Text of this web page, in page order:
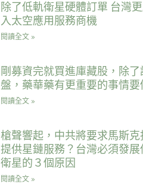
除了低軌衛星硬體訂單 台灣
入太空應用服務商機
閱讀全文 »
剛募資完就買進庫藏股，除了
盤，藥華藥有更重要的事情要
閱讀全文 »
槍聲響起，中共將要求馬斯克
提供星鏈服務？台灣必須發展
衛星的３個原因
閱讀全文 »